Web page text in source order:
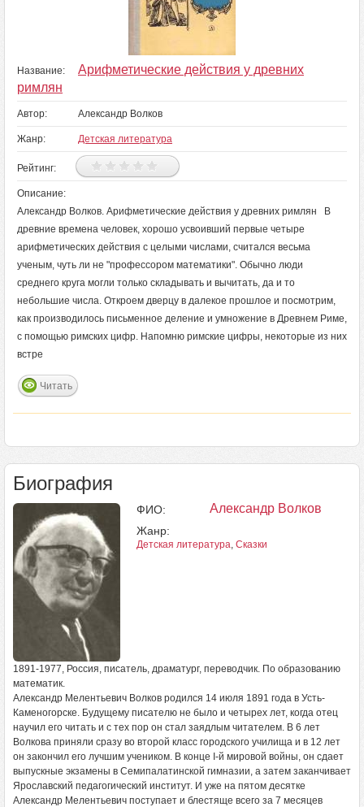
Название:
Арифметические действия у древних
римлян
Автор: Александр Волков
Жанр: Детская литература
Рейтинг:
Описание:
Александр Волков. Арифметические действия у древних римлян В
древние времена человек, хорошо усвоивший первые четыре
арифметических действия с целыми числами, считался весьма
ученым, чуть ли не "профессором математики". Обычно люди
среднего круга могли только складывать и вычитать, да и то
небольшие числа. Откроем дверцу в далекое прошлое и посмотрим,
как производилось письменное деление и умножение в Древнем Риме,
с помощью римских цифр. Напомню римские цифры, некоторые из них
встре
Читать
Биография
ФИО: Александр Волков
Жанр:
Детская литература, Сказки
1891-1977, Россия, писатель, драматург, переводчик. По образованию
математик.
Александр Мелентьевич Волков родился 14 июля 1891 года в Усть-
Каменогорске. Будущему писателю не было и четырех лет, когда отец
научил его читать и с тех пор он стал заядлым читателем. В 6 лет
Волкова приняли сразу во второй класс городского училища и в 12 лет
он закончил его лучшим учеником. В конце I-й мировой войны, он сдает
выпускные экзамены в Семипалатинской гимназии, а затем заканчивает
Ярославский педагогический институт. И уже на пятом десятке
Александр Мелентьевич поступает и блестяще всего за 7 месяцев